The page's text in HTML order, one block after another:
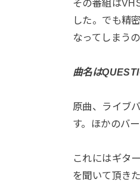
その番組は
した。でも精
なってしまう
曲名は
原曲、ライブ
す。ほかのバ
これにはギタ
を聞いて頂き